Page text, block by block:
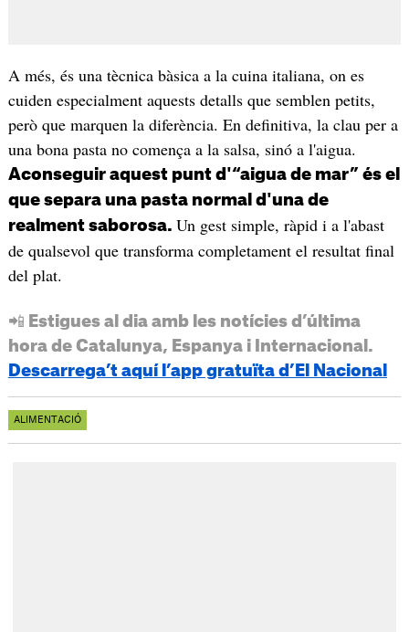
A més, és una tècnica bàsica a la cuina italiana, on es
cuiden especialment aquests detalls que semblen petits,
però que marquen la diferència. En definitiva, la clau per a
una bona pasta no comença a la salsa, sinó a l'aigua.
Aconseguir aquest punt d'“aigua de mar” és el
que separa una pasta normal d'una de
realment saborosa. Un gest simple, ràpid i a l'abast
de qualsevol que transforma completament el resultat final
del plat.
📲 Estigues al dia amb les notícies d’última
hora de Catalunya, Espanya i Internacional.
Descarrega’t aquí l’app gratuïta d’El Nacional
ALIMENTACIÓ